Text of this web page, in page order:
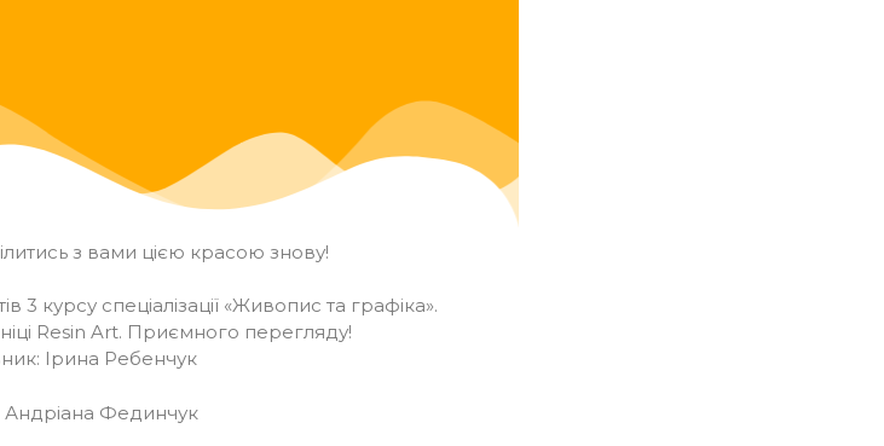
з вами цією красою знову!
3 курсу спеціалізації «Живопис та графіка».
Resin Art. Приємного перегляду!
Ірина Ребенчук
Андріана Фединчук